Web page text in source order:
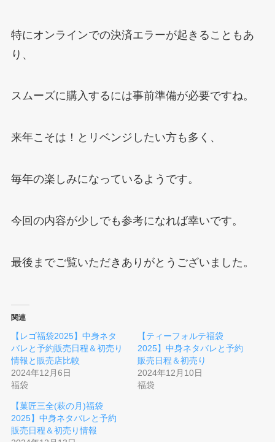
特にオンラインでの決済エラーが起きることもあ
り、
スムーズに購入するには事前準備が必要ですね。
来年こそは！とリベンジしたい方も多く、
毎年の楽しみになっているようです。
今回の内容が少しでも参考になれば幸いです。
最後までご覧いただきありがとうございました。
関連
【レゴ福袋2025】中身ネタ
バレと予約販売日程＆初売り
情報と販売店比較
2024年12月6日
福袋
【ティーフォルテ福袋
2025】中身ネタバレと予約
販売日程＆初売り
2024年12月10日
福袋
【菓匠三全(萩の月)福袋
2025】中身ネタバレと予約
販売日程＆初売り情報